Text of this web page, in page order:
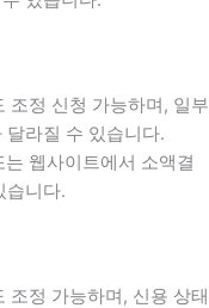
조정 신청 가능하며, 일부
라질 수 있습니다.
는 웹사이트에서 소액결
습니다.
조정 가능하며, 신용 상태